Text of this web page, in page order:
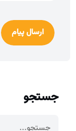
ارسال پیام
جستجو